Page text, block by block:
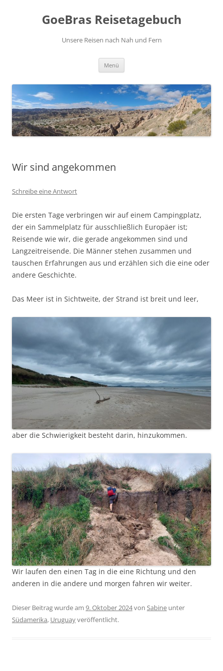
GoeBras Reisetagebuch
Unsere Reisen nach Nah und Fern
Menü
Wir sind angekommen
Schreibe eine Antwort
Die ersten Tage verbringen wir auf einem Campingplatz,
der ein Sammelplatz für ausschließlich Europäer ist;
Reisende wie wir, die gerade angekommen sind und
Langzeitreisende. Die Männer stehen zusammen und
tauschen Erfahrungen aus und erzählen sich die eine oder
andere Geschichte.
Das Meer ist in Sichtweite, der Strand ist breit und leer,
aber die Schwierigkeit besteht darin, hinzukommen.
Wir laufen den einen Tag in die eine Richtung und den
anderen in die andere und morgen fahren wir weiter.
Dieser Beitrag wurde am 9. Oktober 2024von Sabine unter
Südamerika, Uruguayveröffentlicht.